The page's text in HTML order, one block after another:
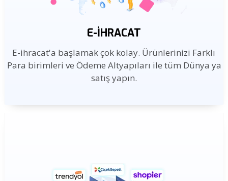
E-İHRACAT
E-ihracat'a başlamak çok kolay. Ürünlerinizi Farklı
Para birimleri ve Ödeme Altyapıları ile tüm Dünya ya
satış yapın.